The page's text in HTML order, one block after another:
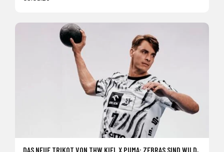
DAS NEUE TRIKOT VON THW KIEL X PUMA: ZEBRAS SIND WILD,